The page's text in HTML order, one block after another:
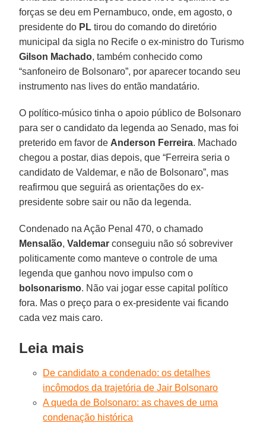
forças se deu em Pernambuco, onde, em agosto, o
presidente do PL tirou do comando do diretório
municipal da sigla no Recife o ex-ministro do Turismo
Gilson Machado, também conhecido como
“sanfoneiro de Bolsonaro”, por aparecer tocando seu
instrumento nas lives do então mandatário.
O político-músico tinha o apoio público de Bolsonaro
para ser o candidato da legenda ao Senado, mas foi
preterido em favor de Anderson Ferreira. Machado
chegou a postar, dias depois, que “Ferreira seria o
candidato de Valdemar, e não de Bolsonaro”, mas
reafirmou que seguirá as orientações do ex-
presidente sobre sair ou não da legenda.
Condenado na Ação Penal 470, o chamado
Mensalão,Valdemar conseguiu não só sobreviver
politicamente como manteve o controle de uma
legenda que ganhou novo impulso com o
bolsonarismo. Não vai jogar esse capital político
fora. Mas o preço para o ex-presidente vai ficando
cada vez mais caro.
Leia mais
De candidato a condenado: os detalhes
incômodos da trajetória de Jair Bolsonaro
A queda de Bolsonaro: as chaves de uma
condenação histórica